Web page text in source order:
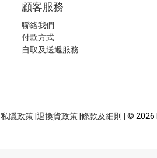
顧客服務
聯絡我們
付款方式
自取及送遞服務
私隱政策| 退換貨政策 條款及細則 | © 2026